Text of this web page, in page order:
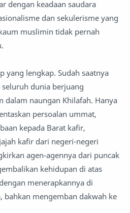
dengan keadaan saudara
dan sekulerisme yang
muslimin tidak pernah
yang lengkap. Sudah saatnya
dunia berjuang
dalam naungan Khilafah. Hanya
persoalan ummat,
kepada Barat kafir,
kafir dari negeri-negeri
agen-agennya dari puncak
kehidupan di atas
menerapkannya di
bahkan mengemban dakwah ke